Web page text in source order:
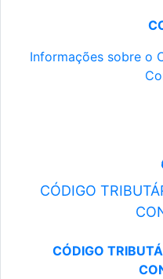
Informações sobre o
CÓDIGO
CÓDIGO